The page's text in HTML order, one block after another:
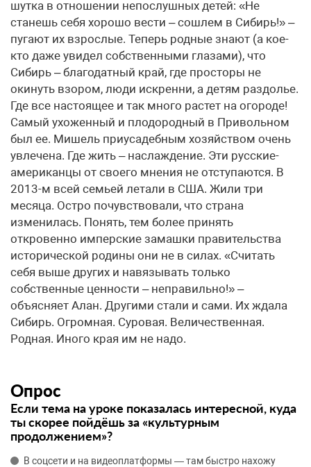
шутка в отношении непослушных детей: «Не
станешь себя хорошо вести – сошлем в Сибирь!» –
пугают их взрослые. Теперь родные знают (а кое-
кто даже увидел собственными глазами), что
Сибирь – благодатный край, где просторы не
окинуть взором, люди искренни, а детям раздолье.
Где все настоящее и так много растет на огороде!
Самый ухоженный и плодородный в Привольном
был ее. Мишель приусадебным хозяйством очень
увлечена. Где жить – наслаждение. Эти русские-
американцы от своего мнения не отступаются. В
2013-м всей семьей летали в США. Жили три
месяца. Остро почувствовали, что страна
изменилась. Понять, тем более принять
откровенно имперские замашки правительства
исторической родины они не в силах. «Считать
себя выше других и навязывать только
собственные ценности – неправильно!» –
объясняет Алан. Другими стали и сами. Их ждала
Сибирь. Огромная. Суровая. Величественная.
Родная. Иного края им не надо.
Опрос
Если тема на уроке показалась интересной, куда
ты скорее пойдёшь за «культурным
продолжением»?
В соцсети и на видеоплатформы — там быстро нахожу